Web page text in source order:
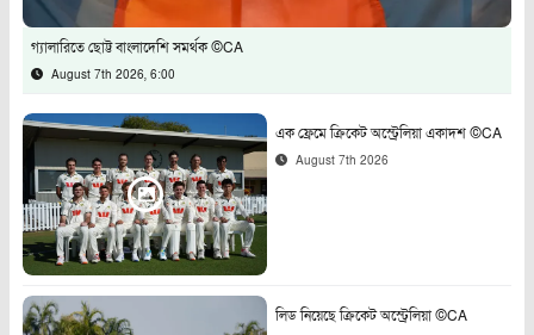
গ্যালারিতে ছোট্ট বাংলাদেশি সমর্থক ©CA
August 7th 2026, 6:00
এক ফ্রেমে ক্রিকেট অস্ট্রেলিয়া একাদশ ©CA
August 7th 2026
লিড নিয়েছে ক্রিকেট অস্ট্রেলিয়া ©CA